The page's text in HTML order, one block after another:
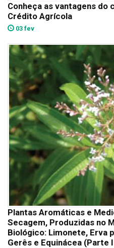
Conheça as vantagens
Crédito Agrícola
03 fev
Plantas Aromáticas e
Secagem, Produzidas no
Biológico: Limonete, Erva
Gerês e Equinácea (Parte